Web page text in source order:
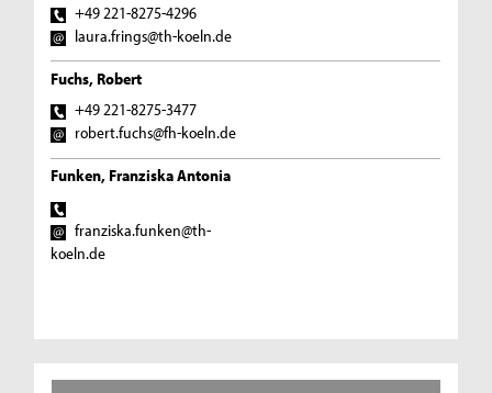
+49 221-8275-4296
laura.frings@th-koeln.de
Fuchs, Robert
+49 221-8275-3477
robert.fuchs@fh-koeln.de
Funken, Franziska Antonia
franziska.funken@th-
koeln.de